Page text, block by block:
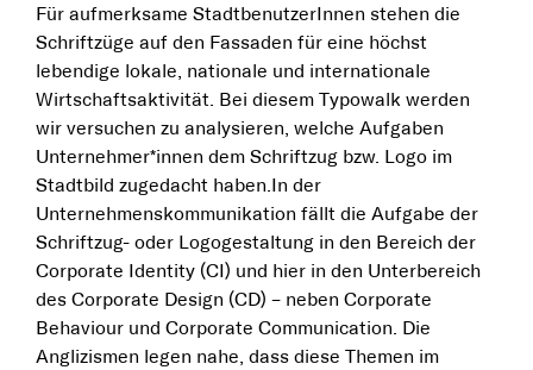
Für aufmerksame StadtbenutzerInnen stehen die
Schriftzüge auf den Fassaden für eine höchst
lebendige lokale, nationale und internationale
Wirtschaftsaktivität. Bei diesem Typowalk werden
wir versuchen zu analysieren, welche Aufgaben
Unternehmer*innen dem Schriftzug bzw. Logo im
Stadtbild zugedacht haben.In der
Unternehmenskommunikation fällt die Aufgabe der
Schriftzug- oder Logogestaltung in den Bereich der
Corporate Identity (CI) und hier in den Unterbereich
des Corporate Design (CD) – neben Corporate
Behaviour und Corporate Communication. Die
Anglizismen legen nahe, dass diese Themen im